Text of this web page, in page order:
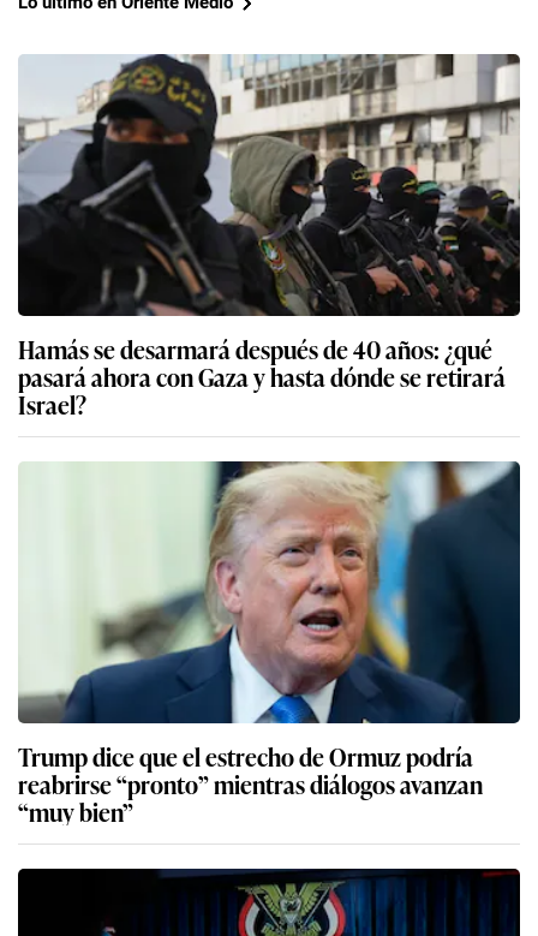
Hamás se desarmará después de 40 años: ¿qué
pasará ahora con Gaza y hasta dónde se retirará
Israel?
Trump dice que el estrecho de Ormuz podría
reabrirse “pronto” mientras diálogos avanzan
“muy bien”